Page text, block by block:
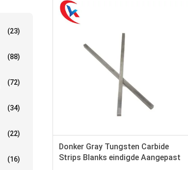
(23)
(88)
(72)
(34)
(22)
(16)
Donker Gray Tungsten Carbide
Strips Blanks eindigde Aangepast